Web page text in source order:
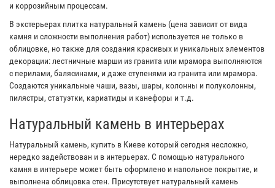
и коррозийным процессам.
В экстерьерах плитка натуральный камень (цена зависит от вида
камня и сложности выполнения работ) используется не только в
облицовке, но также для создания красивых и уникальных элементов
декорации: лестничные марши из гранита или мрамора выполняются
с перилами, балясинами, и даже ступенями из гранита или мрамора.
Создаются уникальные чаши, вазы, шары, колонны и полуколонны,
пилястры, статуэтки, кариатиды и канефоры и т.д.
Натуральный камень в интерьерах
Натуральный камень, купить в Киеве который сегодня несложно,
нередко задействован и в интерьерах. С помощью натурального
камня в интерьере может быть оформлено и напольное покрытие, и
выполнена облицовка стен. Присутствует натуральный камень